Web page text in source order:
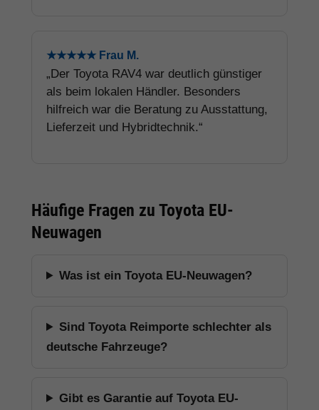
★★★★★ Frau M.
„Der Toyota RAV4 war deutlich günstiger
als beim lokalen Händler. Besonders
hilfreich war die Beratung zu Ausstattung,
Lieferzeit und Hybridtechnik.“
Häufige Fragen zu Toyota EU-
Neuwagen
Was ist ein Toyota EU-Neuwagen?
Sind Toyota Reimporte schlechter als
deutsche Fahrzeuge?
Gibt es Garantie auf Toyota EU-